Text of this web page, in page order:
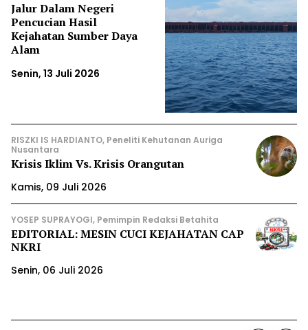
Jalur Dalam Negeri
Pencucian Hasil
Kejahatan Sumber Daya
Alam
Senin, 13 Juli 2026
RISZKI IS HARDIANTO, Peneliti Kehutanan Auriga
Nusantara
Krisis Iklim Vs. Krisis Orangutan
Kamis, 09 Juli 2026
YOSEP SUPRAYOGI, Pemimpin Redaksi Betahita
EDITORIAL: MESIN CUCI KEJAHATAN CAP
NKRI
Senin, 06 Juli 2026